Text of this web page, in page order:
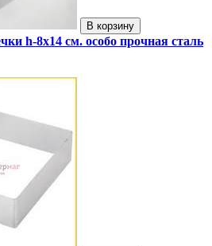
В корзину
h-8х14 см. особо прочная сталь